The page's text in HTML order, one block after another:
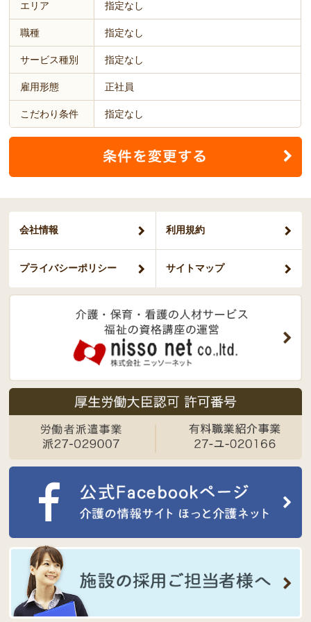
エリア 指定なし
職種 指定なし
サービス種別 指定なし
雇用形態 正社員
こだわり条件 指定なし
会社情報 利用規約
プライバシーポリシー サイトマップ